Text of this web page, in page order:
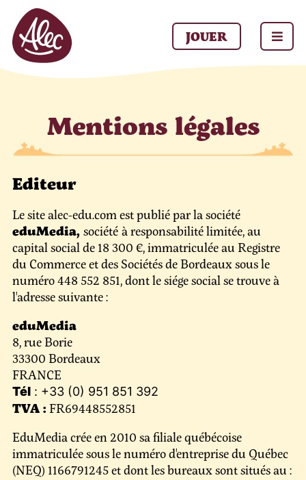
JOUER
Mentions légales
Editeur
Le site alec-edu.com est publié par la société
eduMedia,sociétéà responsabilité limitée, au
capital social de 18 300 €, immatriculéeau Registre
du Commerce et des Sociétésde Bordeaux sous le
numéro 448 552 851, dont le siége social se trouve à
l'adresse suivante :
eduMedia
8, rue Borie
33300 Bordeaux
FRANCE
Tél : +33 (0) 951 851 392
TVA :FR69448552851
EduMedia crée en 2010 sa filiale québécoise
immatriculée sous le numéro d'entreprise du Québec
(NEQ) 1166791245 et dont les bureaux sont situés au :
Panneau de gestion des cookies